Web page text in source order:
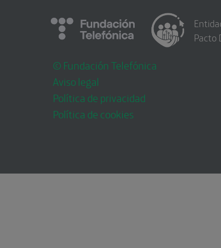
© Fundación Telefónica
Aviso legal
Política de privacidad
Política de cookies
Pacto